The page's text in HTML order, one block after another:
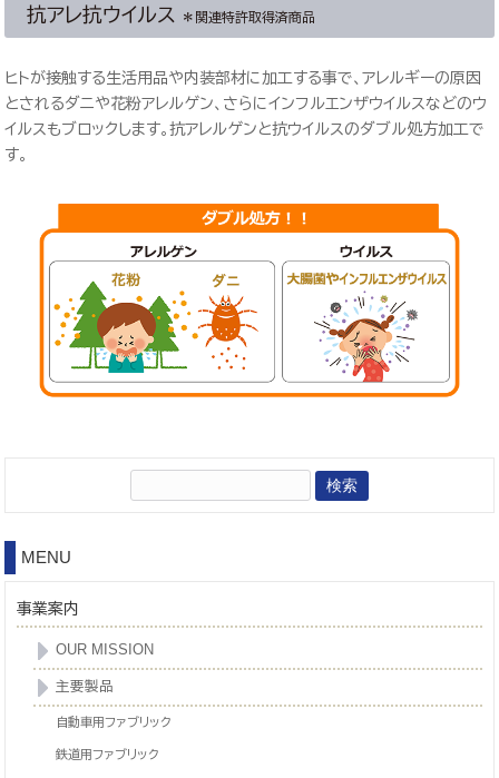
抗アレ抗ウイルス ＊関連特許取得済商品
ヒトが接触する生活用品や内装部材に加工する事で、アレルギーの原因
とされるダニや花粉アレルゲン、さらにインフルエンザウイルスなどのウ
イルスもブロックします。抗アレルゲンと抗ウイルスのダブル処方加工で
す。
索:
MENU
事業案内
OUR MISSION
主要製品
自動車用ファブリック
鉄道用ファブリック